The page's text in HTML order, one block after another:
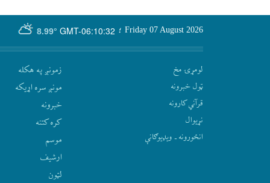
GMT-06:10:32
8.99° Friday 07 August 2026 ؛
لومړۍ مخ
ټول خبرونه
قرآني کارونه
نړيوال
انځورونه ـ ویډیوګانې
زمونږ په هکله
مونږ سره اړيکه
‫خبرونه
کره کتنه
موسم
ارشيف
لټون